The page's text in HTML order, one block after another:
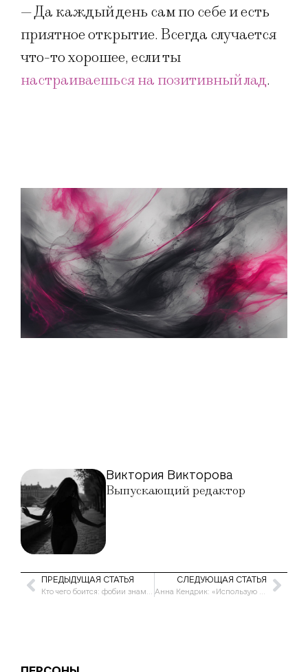
— Да каждый день сам по себе и есть
приятное открытие. Всегда случается
что-то хорошее, если ты
настраиваешься на позитивный лад.
Виктория Викторова
Выпускающий редактор
ПРЕДЫДУЩАЯ СТАТЬЯ
Кто чего боится: фобии знаменитостей
СЛЕДУЮЩАЯ СТАТЬЯ
Анна Кендрик: «Использую приложение для подростков»